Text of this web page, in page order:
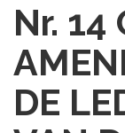
Nr. 14
DE